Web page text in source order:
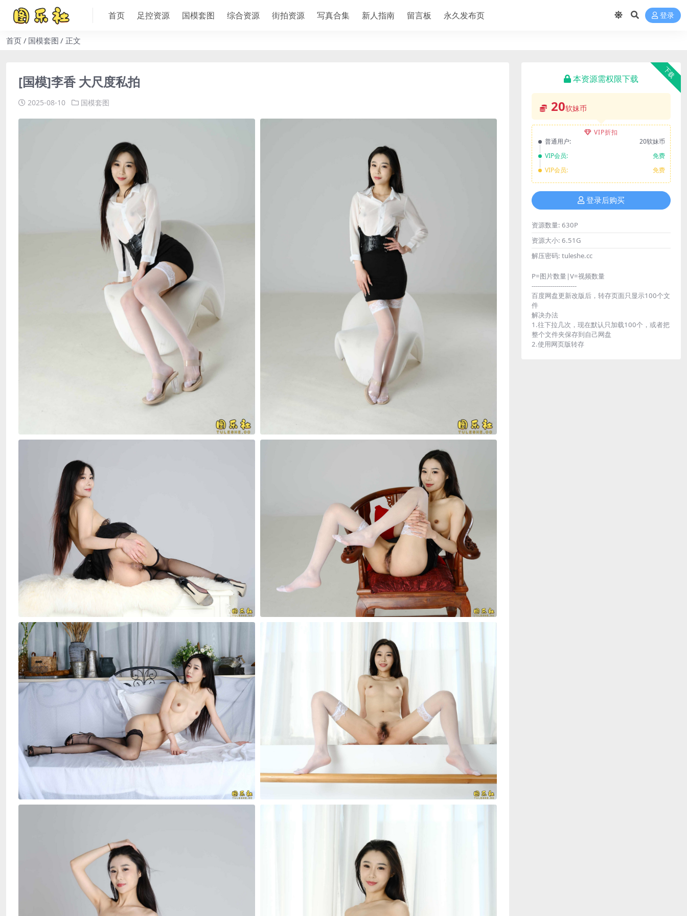
首页 足控资源 国模套图 综合资源 街拍资源 写真合集 新人指南 留言板 永久发布页 登录
首页 国模套图 正文
[国模]李香 大尺度私拍
2025-08-10 国模套图
下载
本资源需权限下载
20软妹币
VIP折扣
普通用户:
20软妹币
VIP会员:
免费
VIP会员:
免费
登录后购买
资源数量: 630P
资源大小: 6.51G
解压密码: tuleshe.cc
P=图片数量|V=视频数量
----------------------
百度网盘更新改版后，转存页面只显示100个文
件
解决办法
1.往下拉几次，现在默认只加载100个，或者把
整个文件夹保存到自己网盘
2.使用网页版转存